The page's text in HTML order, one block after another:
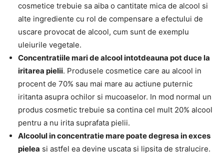
cosmetice trebuie sa aiba o cantitate mica de alcool si
alte ingrediente cu rol de compensare a efectului de
uscare provocat de alcool, cum sunt de exemplu
uleiurile vegetale.
Concentratiile mari de alcool intotdeauna pot duce la
iritarea pielii. Produsele cosmetice care au alcool in
procent de 70% sau mai mare au actiune puternic
iritanta asupra ochilor si mucoaselor. In mod normal un
produs cosmetic trebuie sa contina cel mult 20% alcool
pentru a nu irita suprafata pielii.
Alcoolul in concentratie mare poate degresa in exces
pielea si astfel ea devine uscata si lipsita de stralucire.